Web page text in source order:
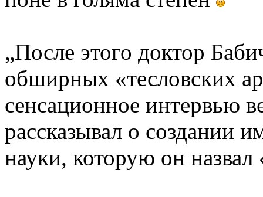
„После этого доктор
обширных «тесловских
сенсационное интервью
рассказывал о создании
науки, которую он назвал